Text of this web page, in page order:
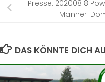
Presse: 20200818
Männer-
DAS KÖNNTE DICH